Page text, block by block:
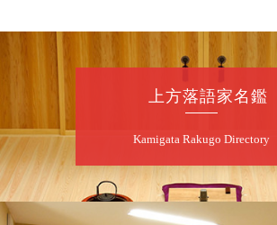
桂二豆／露の瑞／桂きん太郎
（似顔絵）／笑福亭笑利／桂
の眞／笑福亭仁福／幸助福助
★菟道亭 配信あり
8月7日（金）
上方落語家名鑑
Kamigata Rakugo Directory